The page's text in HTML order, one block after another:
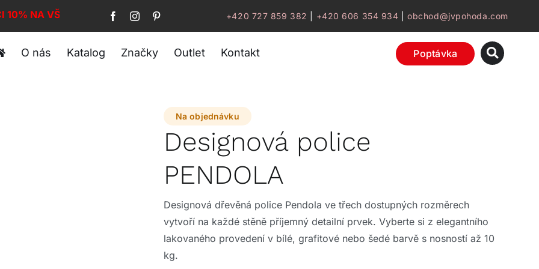
10% NA VŠE! +420 727 859 382 +420 606 354 934 |obchod@jvpohoda.com
O nás Katalog Značky Outlet Kontakt Poptávka
Na objednávku
Designová police
PENDOLA
Designová dřevěná police Pendola ve třech dostupných rozměrech
vytvoří na každé stěně příjemný detailní prvek. Vyberte si z elegantního
lakovaného provedení v bílé, grafitové nebo šedé barvě s nosností až 10
kg.